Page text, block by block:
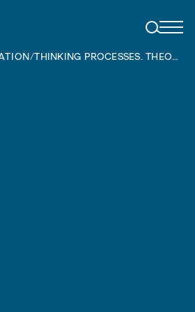
/ THINKING PROCESSES. THEORY OF CONSTRAINTS FOR MANAGERS